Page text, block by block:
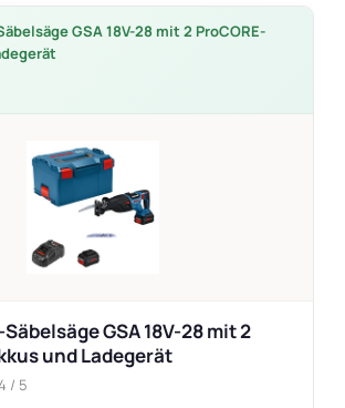
GSA 18V-28 mit 2 ProCORE-
GSA 18V-28 mit 2
und Ladegerät
/ 5